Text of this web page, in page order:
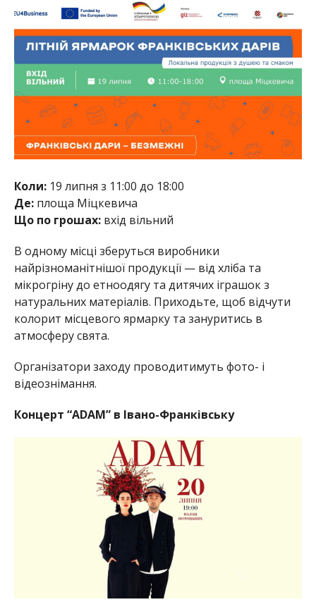
Коли:19 липня з 11:00 до 18:00
Де:площа Міцкевича
Що по грошах:вхід вільний
В одному місці зберуться виробники
найрізноманітнішої продукції — від хліба та
мікрогріну до етноодягу та дитячих іграшок з
натуральних матеріалів. Приходьте, щоб відчути
колорит місцевого ярмарку та зануритись в
атмосферу свята.
Організатори заходу проводитимуть фото- і
відеознімання.
Концерт “ADAM” в Івано-Франківську